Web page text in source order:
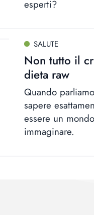
esperti?
SALUTE
Non tutto il
dieta raw
Quando
sapere
essere un
immaginare.